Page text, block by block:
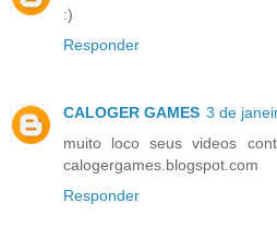
:)
Responder
CALOGER GAMES 3 de
muito loco seus videos
calogergames.blogspot.com
Responder